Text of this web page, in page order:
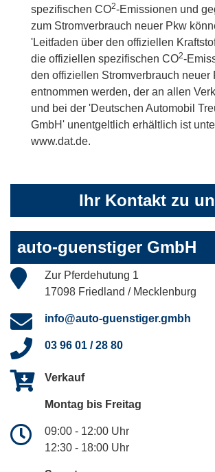
spezifischen CO2-Emissionen und
zum Stromverbrauch neuer Pkw
'Leitfaden über den offiziellen
die offiziellen spezifischen CO2-
den offiziellen Stromverbrauch neuer
entnommen werden, der an allen
und bei der 'Deutschen Automobil
GmbH' unentgeltlich erhältlich ist
www.dat.de.
Ihr Kontakt zu
auto-guenstiger GmbH
Zur Pferdehutung 1
17098 Friedland / Mecklenburg
info@auto-guenstiger.gmbh
03 96 01 / 28 80
Verkauf
Montag bis Freitag
09:00 - 12:00 Uhr
12:30 - 18:00 Uhr